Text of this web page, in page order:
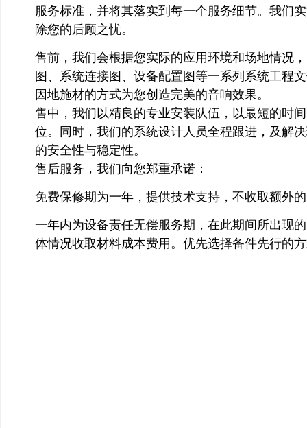
服务标准，并将其落实到每一个服务细节。我们
除您的后顾之忧。
售前，我们会根据您实际的应用环境和场地情况
图、系统连接图、设备配置图等一系列系统工程
因地施材的方式为您创造完美的音响效果。
售中，我们以精良的专业安装队伍，以最短的时
位。同时，我们的系统设计人员全程跟进，及解
的安全性与稳定性。
售后服务，我们向您郑重承诺：
免费保修期为一年，提供技术支持，不收取额外
一年内为设备责任无偿服务期，在此期间所出现
体情况收取材料成本费用。优先选择备件先行的